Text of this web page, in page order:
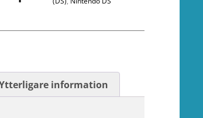
information